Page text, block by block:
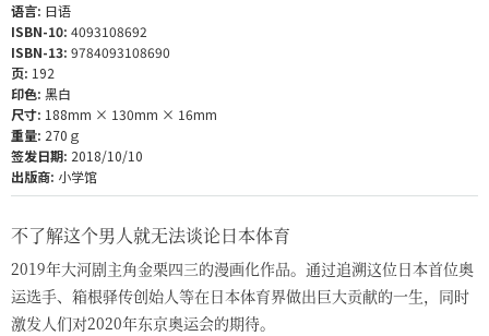
语言: 日语
ISBN-10: 4093108692
ISBN-13: 9784093108690
页: 192
印色: 黑白
尺寸: 188mm × 130mm × 16mm
重量: 270ｇ
签发日期: 2018/10/10
出版商: 小学馆
不了解这个男人就无法谈论日本体育
2019年大河剧主角金栗四三的漫画化作品。通过追溯这位日本首位奥
运选手、箱根驿传创始人等在日本体育界做出巨大贡献的一生，同时
激发人们对2020年东京奥运会的期待。